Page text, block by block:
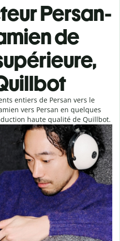
Persan-
de
entiers de Persan vers le
vers Persan en quelques
haute qualité de Quillbot.